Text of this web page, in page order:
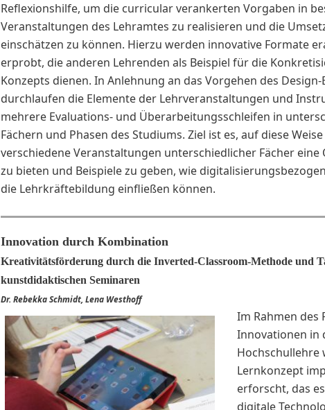
Reflexionshilfe, um die curricular verankerten Vorgaben in
Veranstaltungen des Lehramtes zu realisieren und die
einschätzen zu können. Hierzu werden innovative Formate
erprobt, die anderen Lehrenden als Beispiel für die
Konzepts dienen. In Anlehnung an das Vorgehen des Design-
durchlaufen die Elemente der Lehrveranstaltungen und
mehrere Evaluations- und Überarbeitungsschleifen in
Fächern und Phasen des Studiums. Ziel ist es, auf diese
verschiedene Veranstaltungen unterschiedlicher Fächer
zu bieten und Beispiele zu geben, wie
die Lehrkräftebildung einfließen können.
Innovation durch Kombination
Kreativitätsförderung durch die Inverted-Classroom-Methode und
kunstdidaktischen Seminaren
Dr. Rebekka Schmidt, Lena Westhoff
Im Rahmen des
Innovationen in
Hochschullehre
Lernkonzept
erforscht, das
digitale